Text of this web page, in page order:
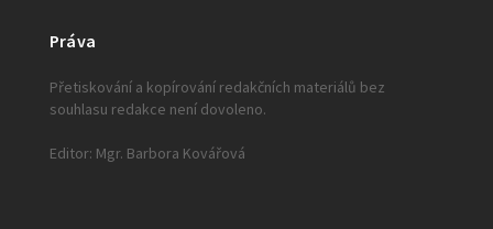
Práva
Přetiskování a kopírování redakčních materiálů bez
souhlasu redakce není dovoleno.
Editor: Mgr. Barbora Kovářová